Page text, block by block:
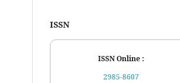
ISSN
ISSN Online :
2985-8607